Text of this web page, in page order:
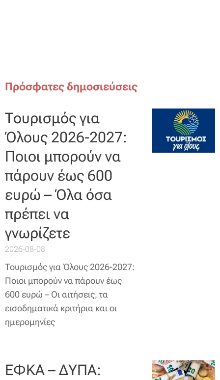
Πρόσφατες δημοσιεύσεις
Τουρισμός για
Όλους 2026-2027:
Ποιοι μπορούν να
πάρουν έως 600
ευρώ – Όλα όσα
πρέπει να
γνωρίζετε
2026-08-08
Τουρισμός για Όλους 2026-2027:
Ποιοι μπορούν να πάρουν έως
600 ευρώ – Οι αιτήσεις, τα
εισοδηματικά κριτήρια και οι
ημερομηνίες
ΕΦΚΑ – ΔΥΠΑ: